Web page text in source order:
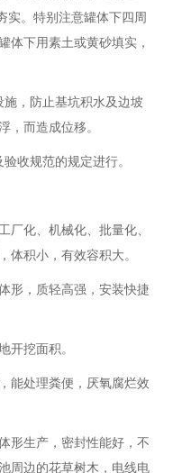
实。特别注意罐体下四周
体下用素土或黄砂填实，
，防止基坑积水及边坡
，而造成位移。
收规范的规定进行。
厂化、机械化、批量化、
体积小，有效容积大。
形，质轻高强，安装快捷
开挖面积。
能处理粪便，厌氧腐烂效
形生产，密封性能好，不
周边的花草树木，电线电